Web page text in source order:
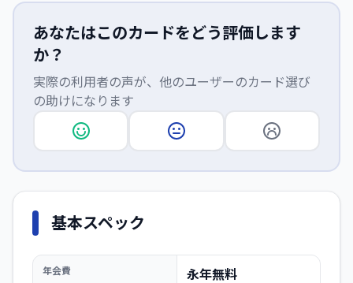
あなたはこのカードをどう評価します
か？
実際の利用者の声が、他のユーザーのカード選び
の助けになります
基本スペック
年会費 永年無料